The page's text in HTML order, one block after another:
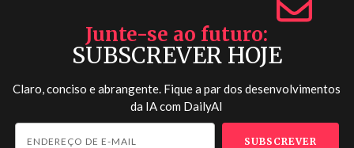
Junte-se ao futuro
SUBSCREVER HOJE
Claro, conciso e abrangente. Fique a par dos desenvolvimentos
da IA com DailyAI